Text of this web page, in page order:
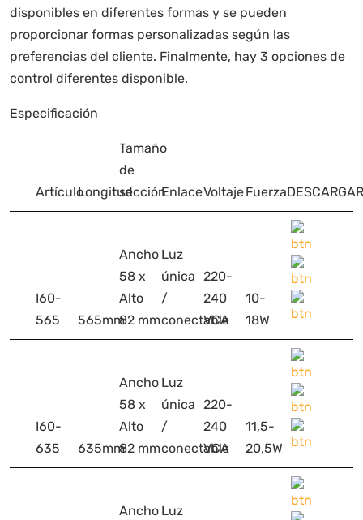
disponibles en diferentes formas y se pueden
proporcionar formas personalizadas según las
preferencias del cliente. Finalmente, hay 3 opciones de
control diferentes disponible.
Especificación
ArtículoLongitud
Tamaño
de
secciónEnlaceVoltajeFuerza
I60-
565
565mm
Ancho
58 x
Alto
82 mm
Luz
única
/
conectable
220-
240
VCA
10-
18W
I60-
635
635mm
Ancho
58 x
Alto
82 mm
Luz
única
/
conectable
220-
240
VCA
11,5-
20,5W
Ancho Luz